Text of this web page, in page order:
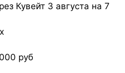
Кувейт 3 августа на 7
руб